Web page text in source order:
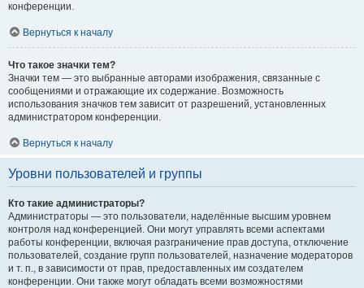
конференции.
Вернуться к началу
Что такое значки тем?
Значки тем — это выбранные авторами изображения, связанные с
сообщениями и отражающие их содержание. Возможность
использования значков тем зависит от разрешений, установленных
администратором конференции.
Вернуться к началу
Уровни пользователей и группы
Кто такие администраторы?
Администраторы — это пользователи, наделённые высшим уровнем
контроля над конференцией. Они могут управлять всеми аспектами
работы конференции, включая разграничение прав доступа, отключение
пользователей, создание групп пользователей, назначение модераторов
и т. п., в зависимости от прав, предоставленных им создателем
конференции. Они также могут обладать всеми возможностями